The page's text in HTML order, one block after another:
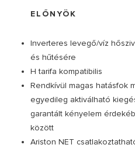
1 447 7109
ELŐNYÖK
Inverteres levegő/víz
és hűtésére
H tarifa kompatibilis
Rendkívül magas hatásfok
egyedileg aktiválható
garantált kényelem
között
Ariston NET